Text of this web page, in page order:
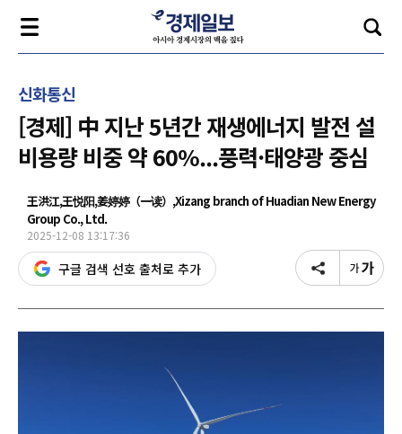
신화통신
[경제] 中 지난 5년간 재생에너지 발전 설
비용량 비중 약 60%...풍력·태양광 중심
王洪江,王悦阳,姜婷婷（一读）,Xizang branch of Huadian New Energy
Group Co., Ltd.
2025-12-08 13:17:36
구글 검색 선호 출처로 추가